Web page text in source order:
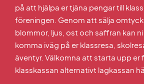
på att hjälpa er tjäna pengar till
föreningen. Genom att sälja
blommor, ljus, ost och saffran kan
komma iväg på er klassresa,
äventyr. Välkomna att starta upp er
klasskassan alternativt lagkassan